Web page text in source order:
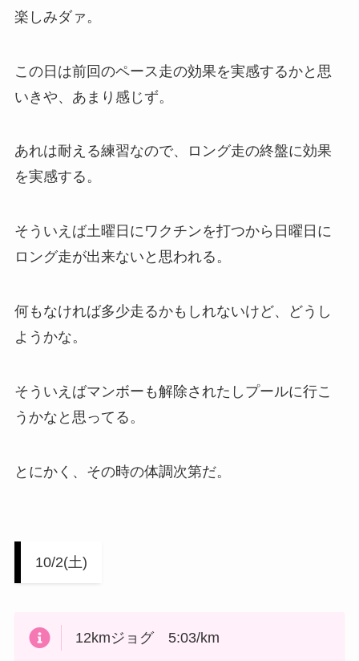
楽しみダァ。
この日は前回のペース走の効果を実感するかと思
いきや、あまり感じず。
あれは耐える練習なので、ロング走の終盤に効果
を実感する。
そういえば土曜日にワクチンを打つから日曜日に
ロング走が出来ないと思われる。
何もなければ多少走るかもしれないけど、どうし
ようかな。
そういえばマンボーも解除されたしプールに行こ
うかなと思ってる。
とにかく、その時の体調次第だ。
10/2(土)
12kmジョグ 5:03/km